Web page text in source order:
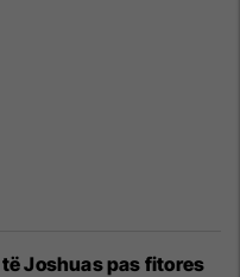
të Joshuas pas fitores